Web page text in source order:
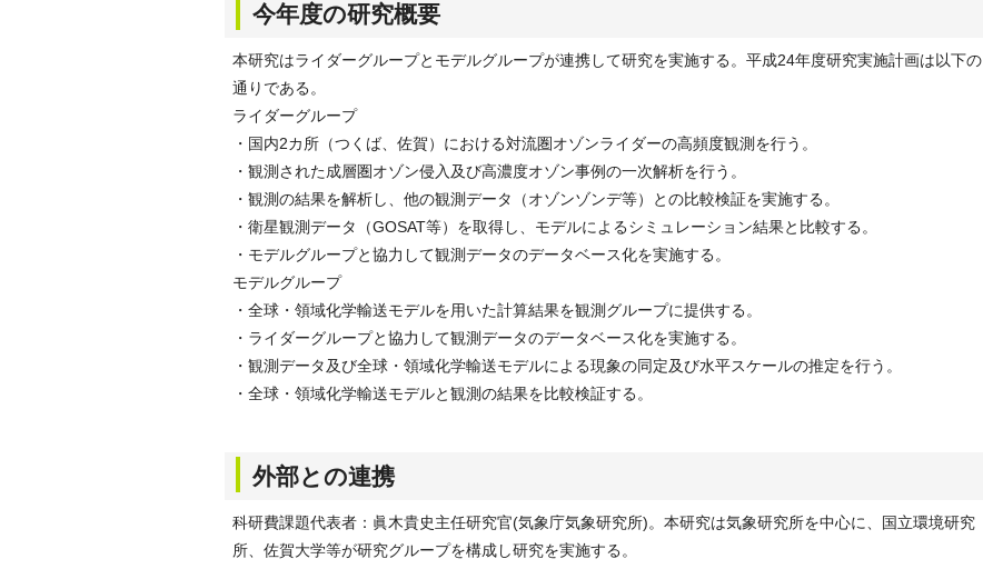
今年度の研究概要
本研究はライダーグループとモデルグループが連携して研究を実施する。平成24年度研究実施計画は以下の
通りである。
ライダーグループ
・国内2カ所（つくば、佐賀）における対流圏オゾンライダーの高頻度観測を行う。
・観測された成層圏オゾン侵入及び高濃度オゾン事例の一次解析を行う。
・観測の結果を解析し、他の観測データ（オゾンゾンデ等）との比較検証を実施する。
・衛星観測データ（GOSAT等）を取得し、モデルによるシミュレーション結果と比較する。
・モデルグループと協力して観測データのデータベース化を実施する。
モデルグループ
・全球・領域化学輸送モデルを用いた計算結果を観測グループに提供する。
・ライダーグループと協力して観測データのデータベース化を実施する。
・観測データ及び全球・領域化学輸送モデルによる現象の同定及び水平スケールの推定を行う。
・全球・領域化学輸送モデルと観測の結果を比較検証する。
外部との連携
科研費課題代表者：眞木貴史主任研究官(気象庁気象研究所)。本研究は気象研究所を中心に、国立環境研究
所、佐賀大学等が研究グループを構成し研究を実施する。